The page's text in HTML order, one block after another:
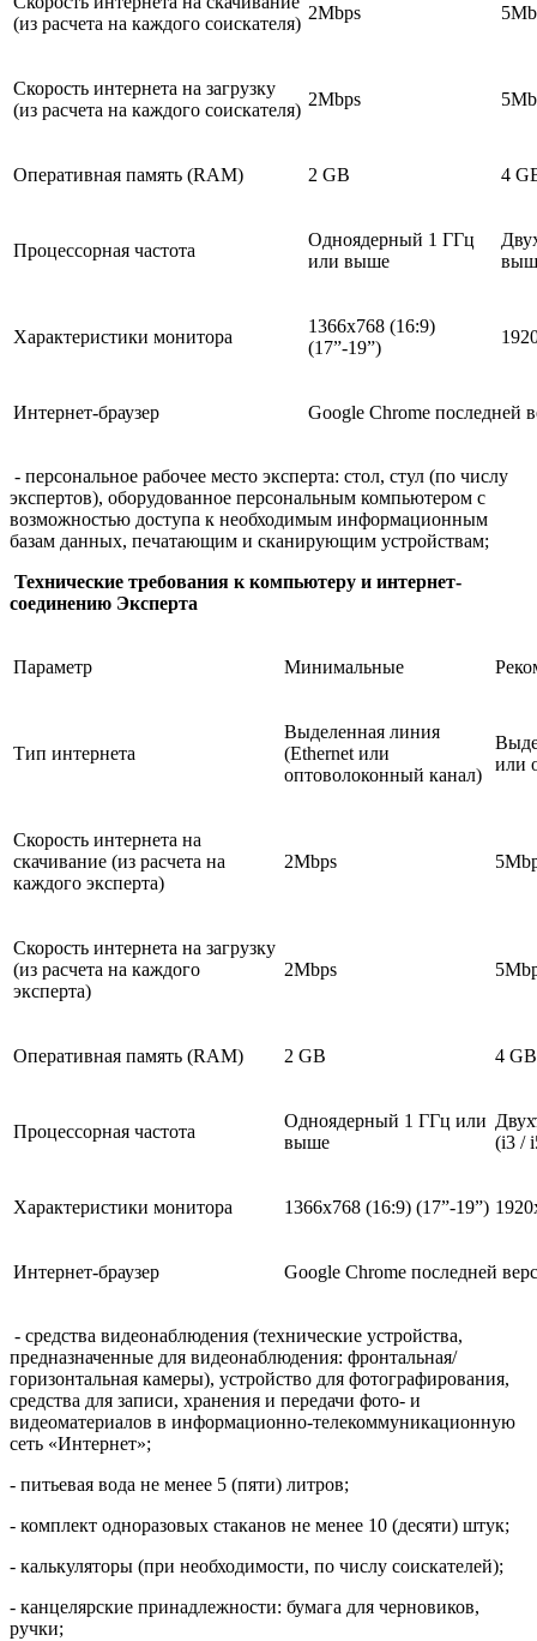
(из расчета на каждого соискателя)
2Mbps
Скорость интернета на загрузку
(из расчета на каждого соискателя)
2Mbps
Оперативная память (RAM) 2 GB 4
Процессорная частота
Одноядерный 1 ГГц
или выше
Характеристики монитора
1366х768 (16:9)
(17”-19”)
Интернет-браузер Google Chrome последней
- персональное рабочее место эксперта: стол, стул (по числу
экспертов), оборудованное персональным компьютером с
возможностью доступа к необходимым информационным
базам данных, печатающим и сканирующим устройствам;
Технические требования к компьютеру и интернет-
соединению Эксперта
Параметр Минимальные
Тип интернета
Выделенная линия
(Ethernet или
оптоволоконный канал)
или
Скорость интернета на
скачивание (из расчета на
каждого эксперта)
2Mbps
Скорость интернета на загрузку
(из расчета на каждого
эксперта)
2Mbps
Оперативная память (RAM) 2 GB 4 GB
Процессорная частота
Одноядерный 1 ГГц или
выше
(i3 /
Характеристики монитора 1366х768 (16:9) (17”-19”)
Интернет-браузер Google Chrome последней
- средства видеонаблюдения (технические устройства,
предназначенные для видеонаблюдения: фронтальная/
горизонтальная камеры), устройство для фотографирования,
средства для записи, хранения и передачи фото- и
видеоматериалов в информационно-телекоммуникационную
сеть «Интернет»;
- питьевая вода не менее 5 (пяти) литров;
- комплект одноразовых стаканов не менее 10 (десяти) штук;
- калькуляторы (при необходимости, по числу соискателей);
- канцелярские принадлежности: бумага для черновиков,
ручки;